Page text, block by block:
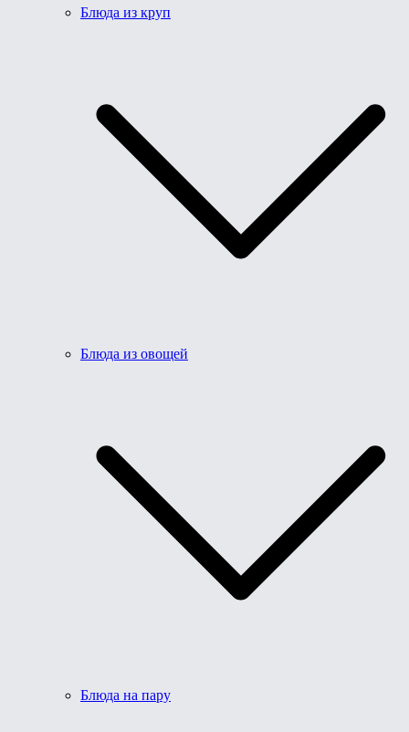
Блюда из круп
Блюда из овощей
Блюда на пару